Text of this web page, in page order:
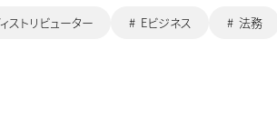
ストリビューター Eビジネス 法務